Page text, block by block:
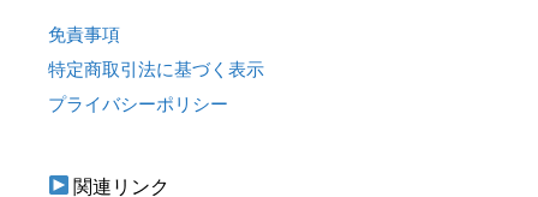
免責事項
特定商取引法に基づく表示
プライバシーポリシー
関連リンク